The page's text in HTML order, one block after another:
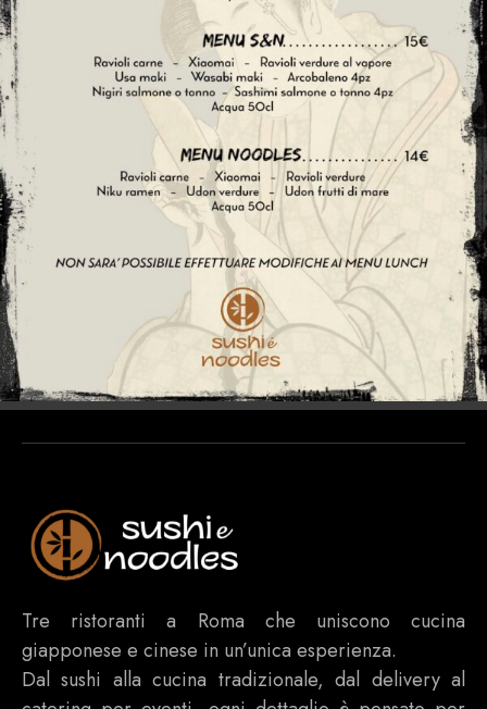
Tre ristoranti a Roma che uniscono cucina
giapponese e cinese in un’unica esperienza.
Dal sushi alla cucina tradizionale, dal delivery al